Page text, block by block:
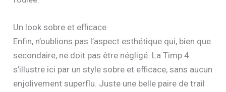
Un look sobre et efficace
Enfin, n’oublions pas l’aspect esthétique qui, bien que
secondaire, ne doit pas être négligé. La Timp 4
s’illustre ici par un style sobre et efficace, sans aucun
enjolivement superflu. Juste une belle paire de trail